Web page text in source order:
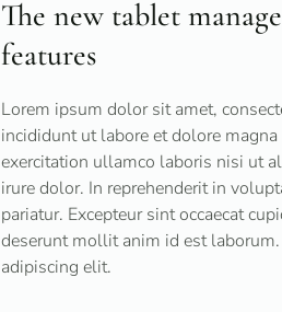
The new tablet
features
Lorem ipsum dolor sit amet,
incididunt ut labore et dolore
exercitation ullamco laboris nisi ut
irure dolor. In reprehenderit in
pariatur. Excepteur sint occaecat
deserunt mollit anim id est
adipiscing elit.